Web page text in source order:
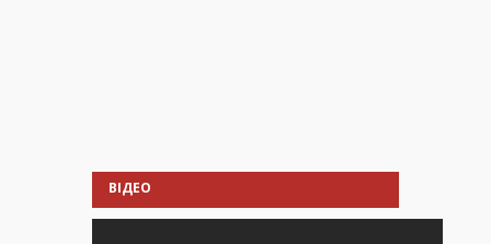
ВІДЕО